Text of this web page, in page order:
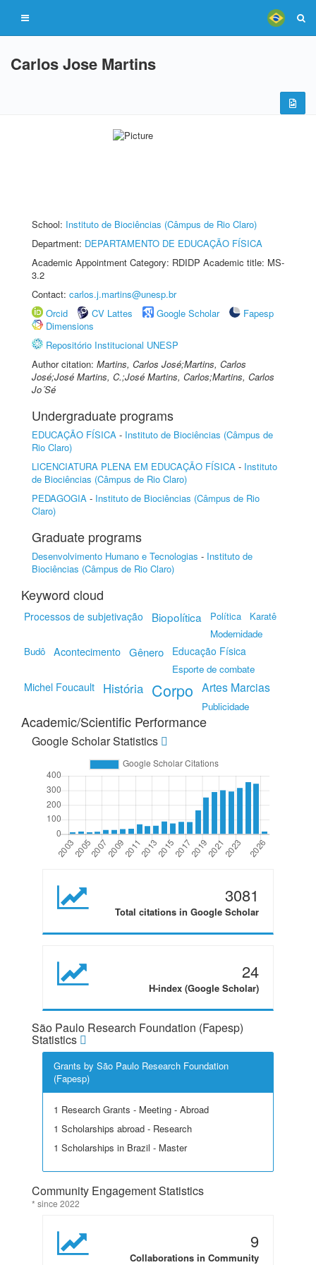
Carlos Jose Martins
School: Instituto de Biociências (Câmpus de Rio Claro)
Department: DEPARTAMENTO DE EDUCAÇÃO FÍSICA
Academic Appointment Category: RDIDP Academic title: MS-
3.2
Contact: carlos.j.martins@unesp.br
Orcid
CV Lattes Google Scholar
Fapesp
Dimensions
Repositório Institucional UNESP
Author citation: Martins, Carlos José;Martins, Carlos
José;José Martins, C.;José Martins, Carlos;Martins, Carlos
Jo´Sé
Undergraduate programs
EDUCAÇÃO FÍSICA - Instituto de Biociências (Câmpus de
Rio Claro)
LICENCIATURA PLENA EM EDUCAÇÃO FÍSICA - Instituto
de Biociências (Câmpus de Rio Claro)
PEDAGOGIA - Instituto de Biociências (Câmpus de Rio
Claro)
Graduate programs
Desenvolvimento Humano e Tecnologias - Instituto de
Biociências (Câmpus de Rio Claro)
Keyword cloud
Processos de subjetivação Biopolítica Política
Karatê
Modernidade
Budô
Acontecimento Gênero Educação Física
Esporte de combate
Michel Foucault História Corpo Artes Marcias
Publicidade
Academic/Scientific Performance
Google Scholar Statistics
3081
Total citations in Google Scholar
24
H-index (Google Scholar)
São Paulo Research Foundation (Fapesp)
Statistics
Grants by São Paulo Research Foundation
(Fapesp)
1 Research Grants - Meeting - Abroad
1 Scholarships abroad - Research
1 Scholarships in Brazil - Master
Community Engagement Statistics
* since 2022
9
Collaborations in Community